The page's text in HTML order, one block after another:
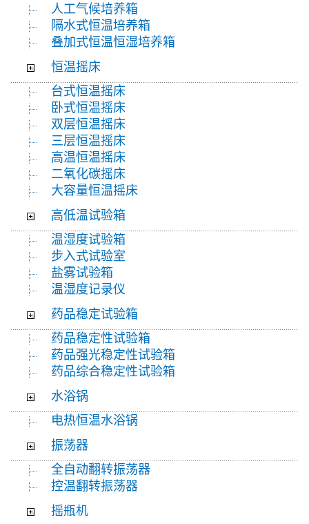
人工气候培养箱
隔水式恒温培养箱
叠加式恒温恒湿培养箱
恒温摇床
台式恒温摇床
卧式恒温摇床
双层恒温摇床
三层恒温摇床
高温恒温摇床
二氧化碳摇床
大容量恒温摇床
高低温试验箱
温湿度试验箱
步入式试验室
盐雾试验箱
温湿度记录仪
药品稳定试验箱
药品稳定性试验箱
药品强光稳定性试验箱
药品综合稳定性试验箱
水浴锅
电热恒温水浴锅
振荡器
全自动翻转振荡器
控温翻转振荡器
摇瓶机